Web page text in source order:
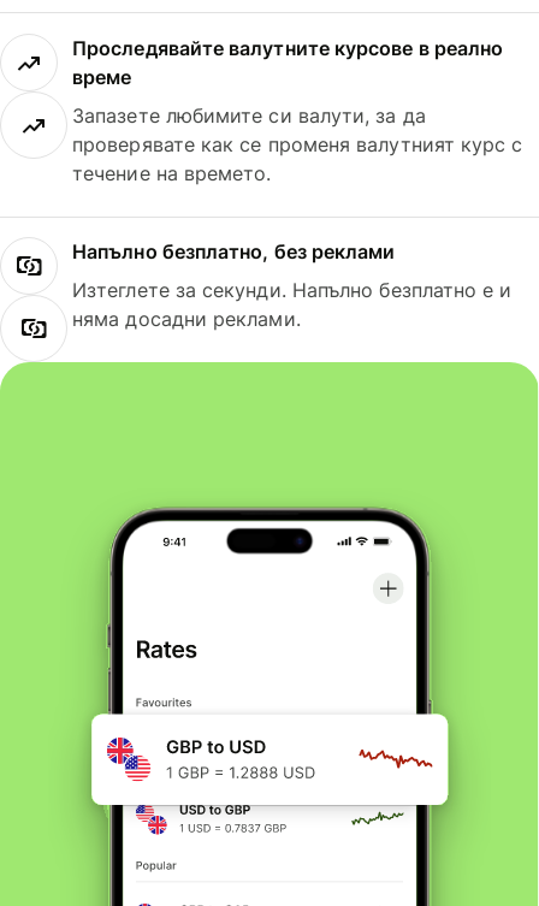
Проследявайте валутните курсове в реално
време
Запазете любимите си валути, за да
проверявате как се променя валутният курс с
течение на времето.
Напълно безплатно, без реклами
Изтеглете за секунди. Напълно безплатно е и
няма досадни реклами.